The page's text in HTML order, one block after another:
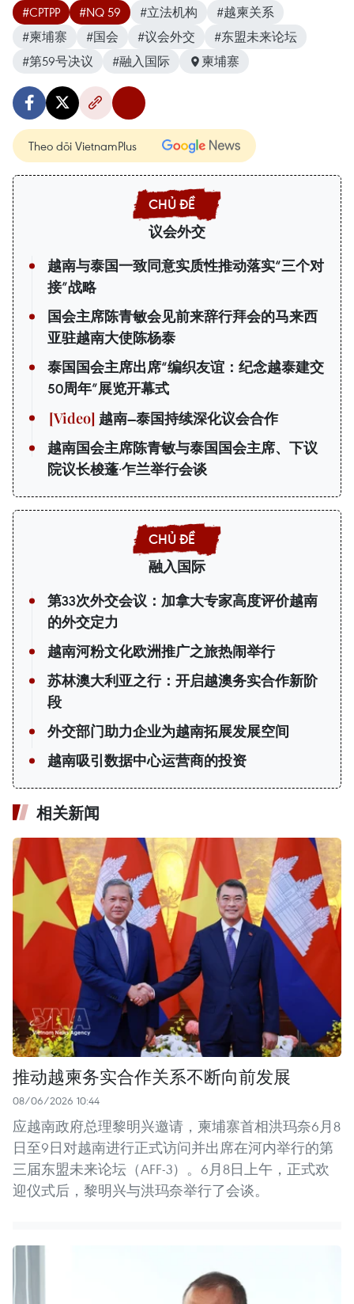
#CPTPP #NQ 59 #立法机构
#越柬关系
#柬埔寨
#国会 #议会外交
#东盟未来论坛
#第59号决议
#融入国际 柬埔寨
Theo dõi VietnamPlus
议会外交
越南与泰国一致同意实质性推动落实“三个对
接”战略
国会主席陈青敏会见前来辞行拜会的马来西
亚驻越南大使陈杨泰
泰国国会主席出席“编织友谊：纪念越泰建交
50周年”展览开幕式
越南—泰国持续深化议会合作
越南国会主席陈青敏与泰国国会主席、下议
院议长梭蓬·乍兰举行会谈
融入国际
第33次外交会议：加拿大专家高度评价越南
的外交定力
越南河粉文化欧洲推广之旅热闹举行
苏林澳大利亚之行：开启越澳务实合作新阶
段
外交部门助力企业为越南拓展发展空间
越南吸引数据中心运营商的投资
相关新闻
推动越柬务实合作关系不断向前发展
08/06/2026 10:44
应越南政府总理黎明兴邀请，柬埔寨首相洪玛奈6月8
日至9日对越南进行正式访问并出席在河内举行的第
三届东盟未来论坛（AFF-3）。6月8日上午，正式欢
迎仪式后，黎明兴与洪玛奈举行了会谈。